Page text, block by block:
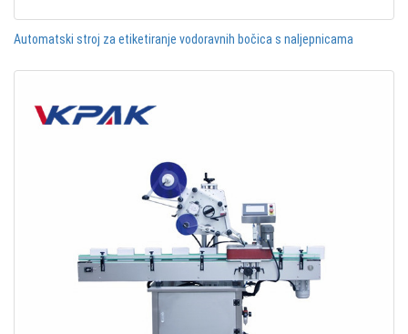
Automatski stroj za etiketiranje vodoravnih bočica s naljepnicama